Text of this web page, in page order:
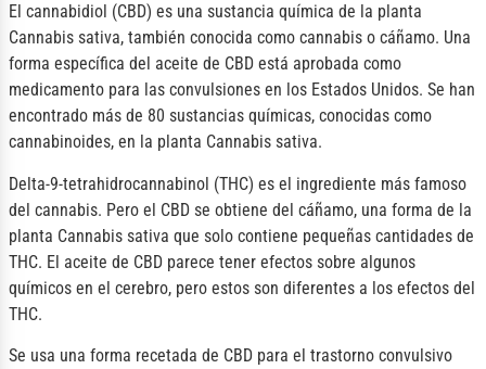
El cannabidiol (CBD) es una sustancia química de la planta
Cannabis sativa, también conocida como cannabis o cáñamo. Una
forma específica del aceite de CBD está aprobada como
medicamento para las convulsiones en los Estados Unidos. Se han
encontrado más de 80 sustancias químicas, conocidas como
cannabinoides, en la planta Cannabis sativa.
Delta-9-tetrahidrocannabinol (THC) es el ingrediente más famoso
del cannabis. Pero el CBD se obtiene del cáñamo, una forma de la
planta Cannabis sativa que solo contiene pequeñas cantidades de
THC. El aceite de CBD parece tener efectos sobre algunos
químicos en el cerebro, pero estos son diferentes a los efectos del
THC.
Se usa una forma recetada de CBD para el trastorno convulsivo